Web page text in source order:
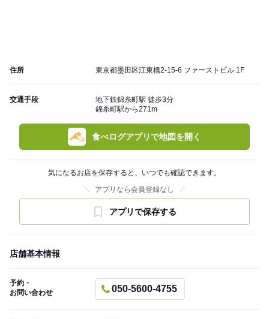
住所 東京都墨田区江東橋2-15-6 ファーストビル 1F
交通手段
地下鉄錦糸町駅 徒歩3分
錦糸町駅から271m
食べログアプリで地図を開く
気になるお店を保存すると、いつでも確認できます。
アプリなら会員登録なし
アプリで保存する
店舗基本情報
予約・
お問い合わせ
050-5600-4755